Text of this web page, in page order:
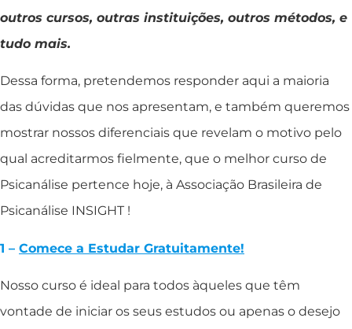
outros cursos, outras instituições, outros métodos, e
tudo mais.
Dessa forma, pretendemos responder aqui a maioria
das dúvidas que nos apresentam, e também queremos
mostrar nossos diferenciais que revelam o motivo pelo
qual acreditarmos fielmente, que o melhor curso de
Psicanálise pertence hoje, à Associação Brasileira de
Psicanálise INSIGHT !
1 – Comece a Estudar Gratuitamente!
Nosso curso é ideal para todos àqueles que têm
vontade de iniciar os seus estudos ou apenas o desejo